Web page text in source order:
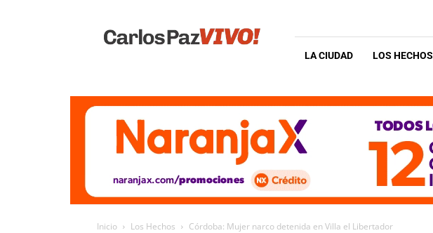
Vivo
LA CIUDAD LOS HECHOS
Inicio Los Hechos Córdoba: Mujer narco detenida en Villa el Libertador